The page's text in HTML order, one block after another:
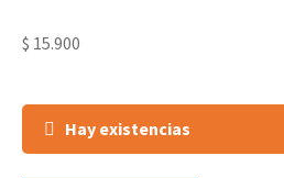
$ 15.900
Hay existencias